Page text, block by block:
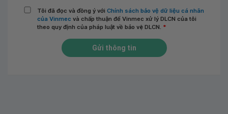
Tôi đã đọc và đồng ý với Chính sách bảo vệ dữ liệu cá nhân
của Vinmec và chấp thuận để Vinmec xử lý DLCN của tôi
theo quy định của pháp luật về bảo vệ DLCN. *
Gửi thông tin